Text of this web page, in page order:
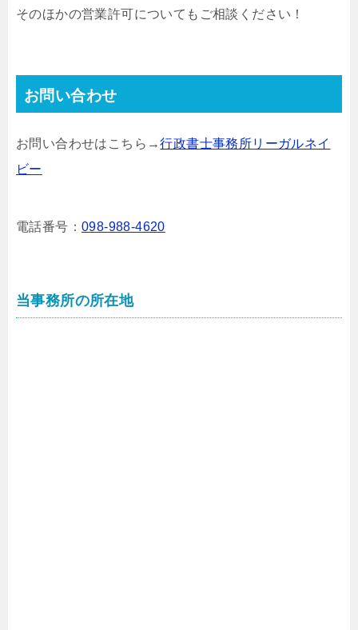
そのほかの営業許可についてもご相談ください！
お問い合わせ
お問い合わせはこちら→行政書士事務所リーガルネイ
ビー
電話番号： 098-988-4620
当事務所の所在地